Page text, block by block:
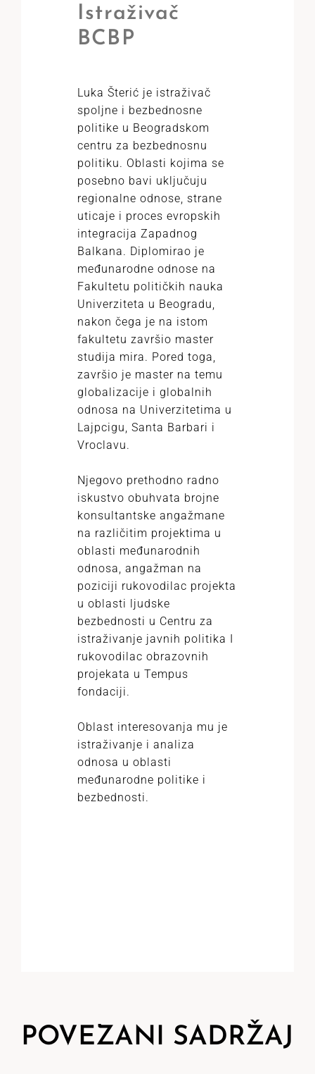
Istraživač
BCBP
Luka Šterić je istraživač
spoljne i bezbednosne
politike u Beogradskom
centru za bezbednosnu
politiku. Oblasti kojima se
posebno bavi uključuju
regionalne odnose, strane
uticaje i proces evropskih
integracija Zapadnog
Balkana. Diplomirao je
međunarodne odnose na
Fakultetu političkih nauka
Univerziteta u Beogradu,
nakon čega je na istom
fakultetu završio master
studija mira. Pored toga,
završio je master na temu
globalizacije i globalnih
odnosa na Univerzitetima u
Lajpcigu, Santa Barbari i
Vroclavu.
Njegovo prethodno radno
iskustvo obuhvata brojne
konsultantske angažmane
na različitim projektima u
oblasti međunarodnih
odnosa, angažman na
poziciji rukovodilac projekta
u oblasti ljudske
bezbednosti u Centru za
istraživanje javnih politika I
rukovodilac obrazovnih
projekata u Tempus
fondaciji.
Oblast interesovanja mu je
istraživanje i analiza
odnosa u oblasti
međunarodne politike i
bezbednosti.
POVEZANI SADRŽAJ